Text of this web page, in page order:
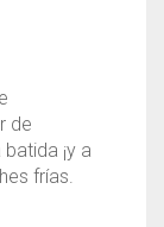
de
¡y a
frías.